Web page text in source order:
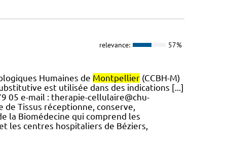
relevance: 57%
Humaines de Montpellier(CCBH-M)
est utilisée dans des indications [...]
05 e-mail : therapie-cellulaire@chu-
de Tissus réceptionne, conserve,
la Biomédecine qui comprend les
les centres hospitaliers de Béziers,